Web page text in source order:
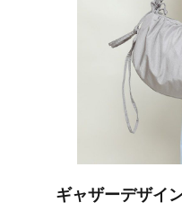
ギャザーデザイ